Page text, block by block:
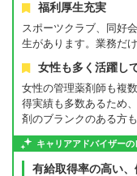
福利厚生充実
スポーツクラブ、同好
生があります。業務だ
女性も多く活躍し
女性の管理薬剤師も複
得実績も多数あるため
剤のブランクのある方
キャリアアドバイザーの
有給取得率の高い